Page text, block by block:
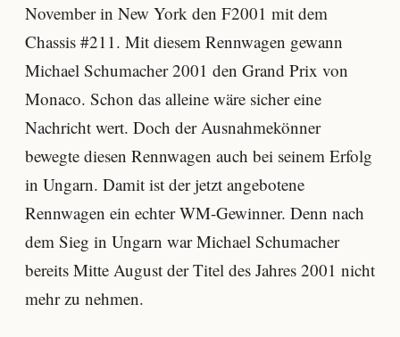
November in New York den F2001 mit dem
Chassis #211. Mit diesem Rennwagen gewann
Michael Schumacher 2001 den Grand Prix von
Monaco. Schon das alleine wäre sicher eine
Nachricht wert. Doch der Ausnahmekönner
bewegte diesen Rennwagen auch bei seinem Erfolg
in Ungarn. Damit ist der jetzt angebotene
Rennwagen ein echter WM-Gewinner. Denn nach
dem Sieg in Ungarn war Michael Schumacher
bereits Mitte August der Titel des Jahres 2001 nicht
mehr zu nehmen.